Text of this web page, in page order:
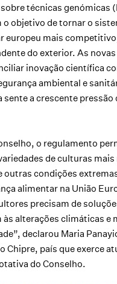
técnicas genómicas
o objetivo de tornar o
europeu mais
do exterior. As
inovação científica
ambiental e
sente a crescente pressão
o regulamento
de culturas
outras condições
alimentar na União
precisam de
às alterações climáticas e
declarou Maria
Chipre, país que exerce
do Conselho.